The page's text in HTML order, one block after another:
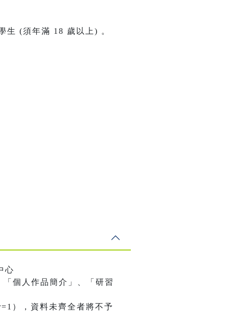
生 (須年滿 18 歲以上) 。
心
個人作品簡介」、「研習
），資料未齊全者將不予